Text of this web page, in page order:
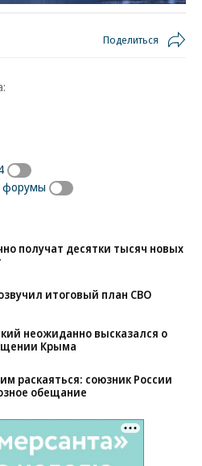
Поделиться
форумы
получат десятки тысяч новых
неожиданно высказался о
раскаяться: союзник России
обещание